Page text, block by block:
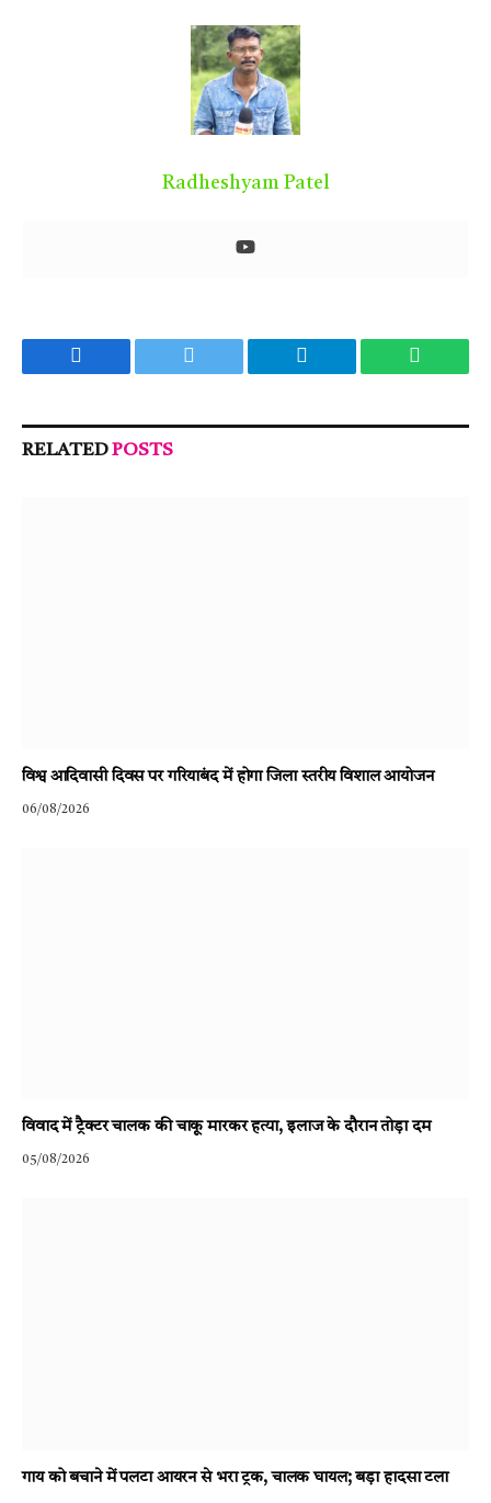
Radheshyam Patel
Facebook Twitter Telegram
RELATEDPOSTS
विश्व आदिवासी दिवस पर गरियाबंद में होगा जिला स्तरीय विशाल आयोजन
06/08/2026
विवाद में ट्रैक्टर चालक की चाकू मारकर हत्या, इलाज के दौरान तोड़ा दम
05/08/2026
गाय को बचाने में पलटा आयरन से भरा ट्रक, चालक घायल; बड़ा हादसा टला